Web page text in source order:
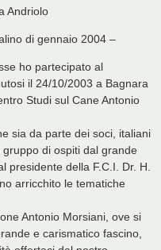
Andriolo
di gennaio 2004 –
ho partecipato al
il 24/10/2003 a Bagnara
Studi sul Cane Antonio
sia da parte dei soci, italiani
di ospiti dal grande
presidente della F.C.I. Dr. H.
arricchito le tematiche
Antonio Morsiani, ove si
e carismatico fascino,